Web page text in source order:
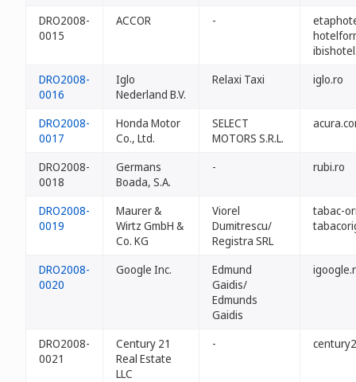
DRO2008-
0015
ACCOR -
DRO2008-
0016
Iglo
Nederland B.V.
Relaxi Taxi iglo.ro
DRO2008-
0017
Honda Motor
Co., Ltd.
SELECT
MOTORS S.R.L.
DRO2008-
0018
Germans
Boada, S.A.
- rubi.ro
DRO2008-
0019
Maurer &
Wirtz GmbH &
Co. KG
Viorel
Dumitrescu/
Registra SRL
tabac-
DRO2008-
0020
Google Inc.
Edmund
Gaidis/
Edmunds
Gaidis
DRO2008-
0021
Century 21
Real Estate
LLC
-